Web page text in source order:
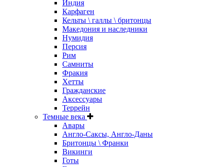
Индия
Карфаген
Кельты \ галлы \ бритонцы
Македония и наследники
Нумидия
Персия
Рим
Самниты
Фракия
Хетты
Гражданские
Аксессуары
Террейн
Темные века
Авары
Англо-Саксы, Англо-Даны
Бритонцы \ Франки
Викинги
Готы